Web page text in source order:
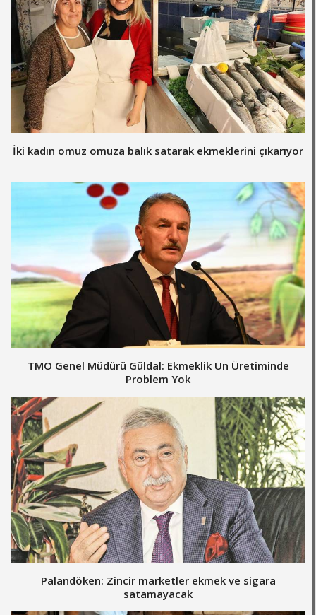
İki kadın omuz omuza balık satarak ekmeklerini çıkarıyor
TMO Genel Müdürü Güldal: Ekmeklik Un Üretiminde
Problem Yok
Palandöken: Zincir marketler ekmek ve sigara
satamayacak